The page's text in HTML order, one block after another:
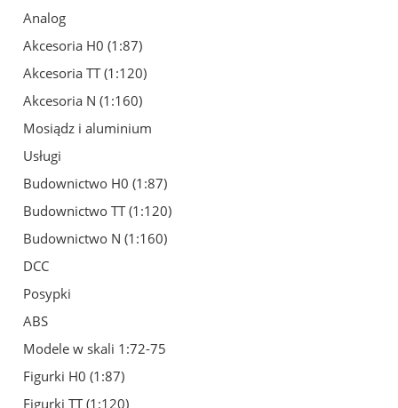
Analog
Akcesoria H0 (1:87)
Akcesoria TT (1:120)
Akcesoria N (1:160)
Mosiądz i aluminium
Usługi
Budownictwo H0 (1:87)
Budownictwo TT (1:120)
Budownictwo N (1:160)
DCC
Posypki
ABS
Modele w skali 1:72-75
Figurki H0 (1:87)
Figurki TT (1:120)